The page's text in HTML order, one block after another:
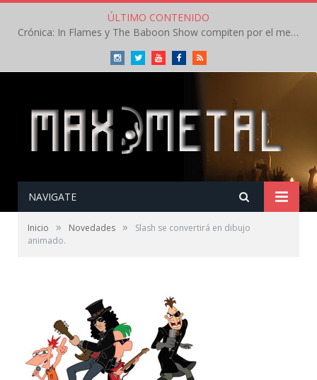
ÚLTIMO CONTENIDO
Crónica: In Flames y The Baboon Show compiten por el mejor concierto del día en el Leyendas del Rock – Viernes – Agosto 2026
InstagramTwitterYoutubeFacebookRSS
NAVIGATE
Inicio » Novedades »
Slash se convertirá en dibujo
animado.